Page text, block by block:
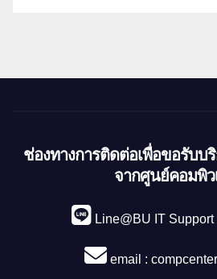
ช่องทางการติดต่อเพื่อขอรับบ
จากศูนย์คอมพิว
Line@BU IT
email :